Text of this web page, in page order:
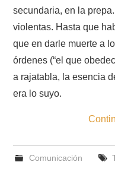
secundaria, en la
violentas. Hasta que
que en darle muerte a
órdenes (“el que
a rajatabla, la esencia
era lo suyo.
Comunicación